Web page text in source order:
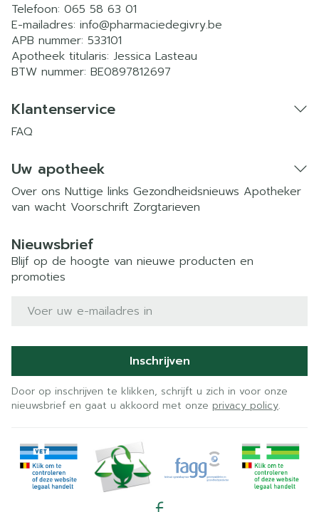
Telefoon: 065 58 63 01
E-mailadres: info@pharmaciedegivry.be
APB nummer: 533101
Apotheek titularis: Jessica Lasteau
BTW nummer: BE0897812697
Klantenservice
FAQ
Uw apotheek
Over ons Nuttige links Gezondheidsnieuws Apotheker
van wacht Voorschrift Zorgtarieven
Nieuwsbrief
Blijf op de hoogte van nieuwe producten en
promoties
E-mail adres
Inschrijven
Door op inschrijven te klikken, schrijft u zich in voor onze
nieuwsbrief en gaat u akkoord met onze privacy policy.